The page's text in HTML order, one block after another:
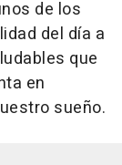
de los
del día a
que
en
sueño.